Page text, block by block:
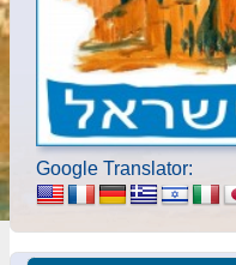
Google Translator: